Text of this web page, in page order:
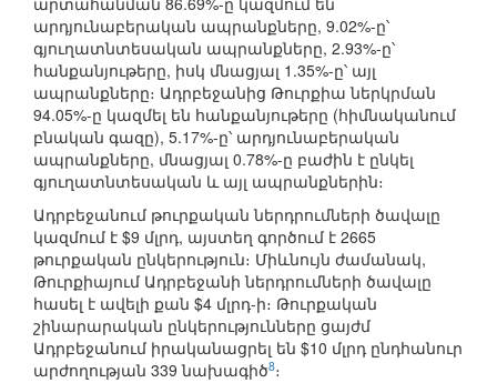
արդյունաբերական ապրանքները, 9.02%-ը՝
գյուղատնտեսական ապրանքները, 2.93%-ը՝
հանքանյութերը, իսկ մնացյալ 1.35%-ը՝ այլ
ապրանքները։ Ադրբեջանից Թուրքիա ներկրման
94.05%-ը կազմել են հանքանյութերը (հիմնականում
բնական գազը), 5.17%-ը՝ արդյունաբերական
ապրանքները, մնացյալ 0.78%-ը բաժին է ընկել
գյուղատնտեսական և այլ ապրանքներին։
Ադրբեջանում թուրքական ներդրումների ծավալը
կազմում է $9 մլրդ, այստեղ գործում է 2665
թուրքական ընկերություն։ Միևնույն ժամանակ,
Թուրքիայում Ադրբեջանի ներդրումների ծավալը
հասել է ավելի քան $4 մլրդ-ի։ Թուրքական
շինարարական ընկերությունները ցայժմ
Ադրբեջանում իրականացրել են $10 մլրդ ընդհանուր
արժողության 339 նախագիծ8։